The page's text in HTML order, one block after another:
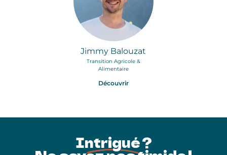
Jimmy Balouzat
Transition Agricole &
Alimentaire
Découvrir
Intrigué ?